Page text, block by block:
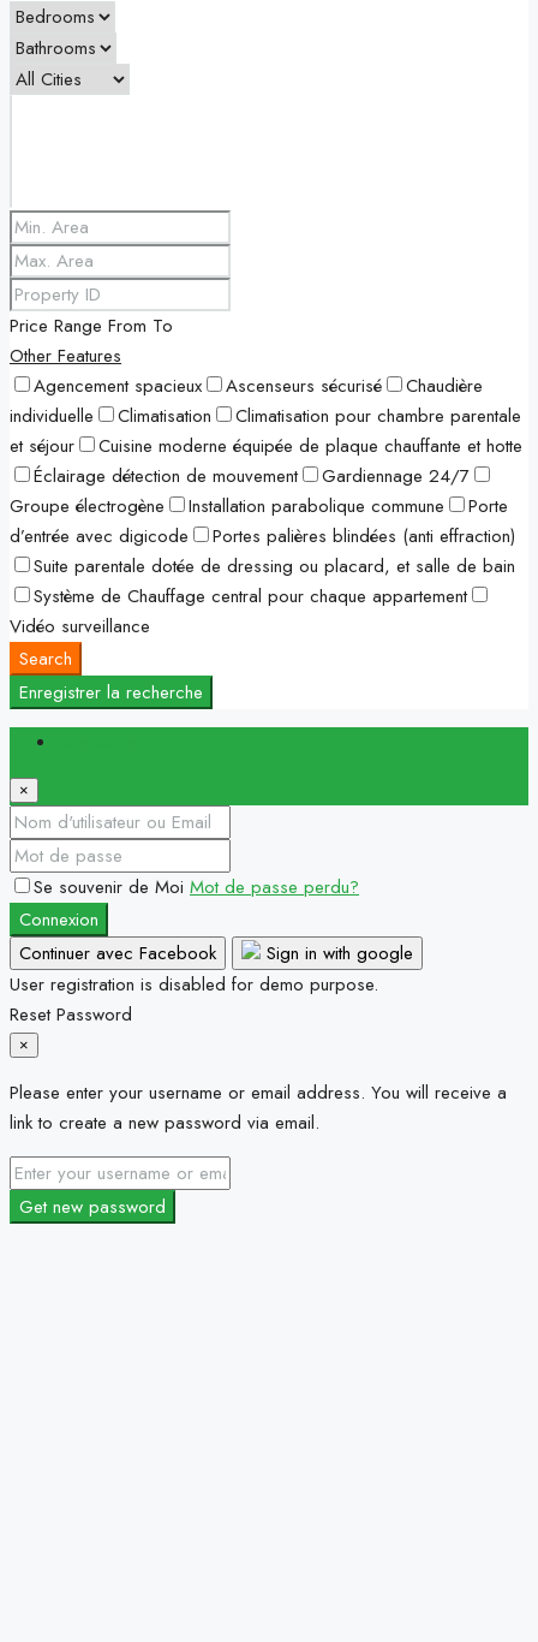
Price Range From To
Other Features
Agencement spacieux
Ascenseurs sécurisé
Chaudière
individuelle
Climatisation
Climatisation pour chambre parentale
et séjour
Cuisine moderne équipée de plaque chauffante et hotte
Éclairage détection de mouvement
Gardiennage 24/7
Groupe électrogène
Installation parabolique commune
Porte
d’entrée avec digicode
Portes palières blindées (anti effraction)
Suite parentale dotée de dressing ou placard, et salle de bain
Système de Chauffage central pour chaque appartement
Vidéo surveillance
Search
Enregistrer la recherche
×
Se souvenir de Moi Mot de passe perdu?
Connexion
Continuer avec Facebook
Sign in with google
User registration is disabled for demo purpose.
Reset Password
×
Please enter your username or email address. You will receive a
link to create a new password via email.
Get new password